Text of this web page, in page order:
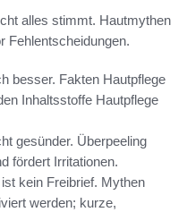
alles stimmt. Hautmythen
Fehlentscheidungen.
besser. Fak­ten Hautpflege
Inhaltsstoffe Hautpflege
gesünder. Überpeeling
fördert Irritationen.
kein Freibrief. Mythen
werden; kurze,